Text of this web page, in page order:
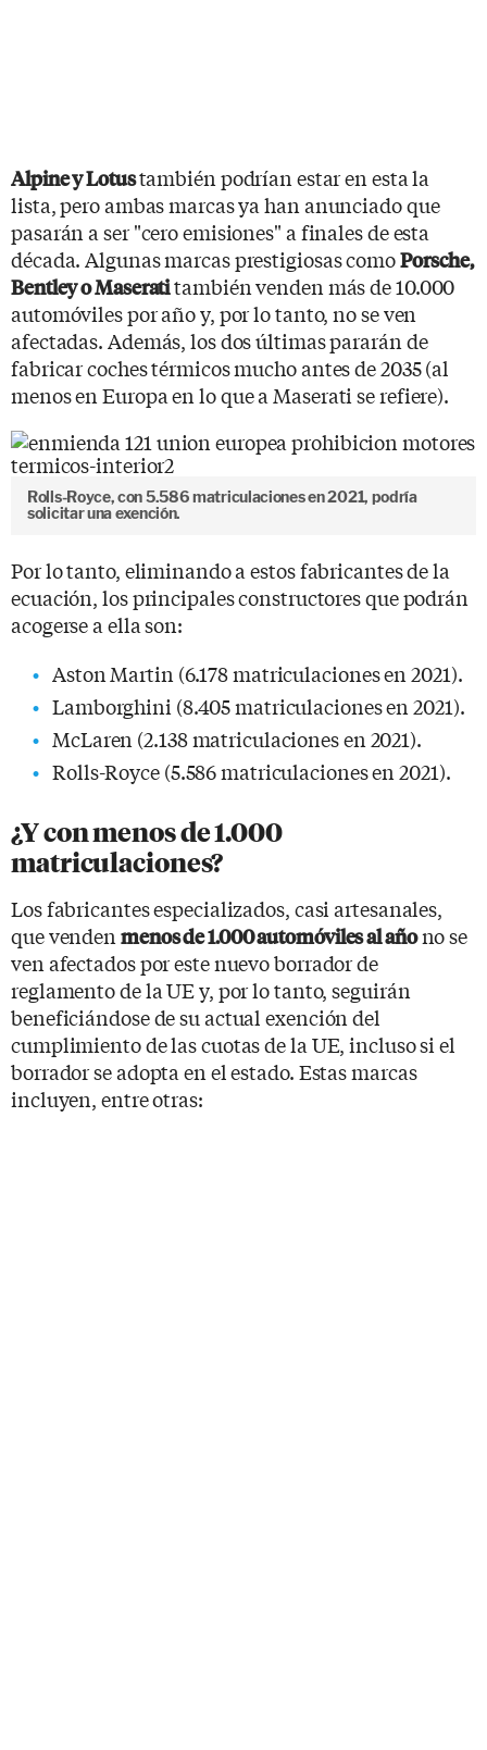
Alpine y Lotustambién podrían estar en esta la
lista, pero ambas marcas ya han anunciado que
pasarán a ser "cero emisiones" a finales de esta
década. Algunas marcas prestigiosas comoPorsche,
Bentley o Maseratitambién venden más de 10.000
automóviles por año y, por lo tanto, no se ven
afectadas. Además, los dos últimas pararán de
fabricar coches térmicos mucho antes de 2035 (al
menos en Europa en lo que a Maserati se refiere).
Rolls-Royce, con 5.586 matriculaciones en 2021, podría
solicitar una exención.
Por lo tanto, eliminando a estos fabricantes de la
ecuación, los principales constructores que podrán
acogerse a ella son:
Aston Martin (6.178 matriculaciones en 2021).
Lamborghini (8.405 matriculaciones en 2021).
McLaren (2.138 matriculaciones en 2021).
Rolls-Royce (5.586 matriculaciones en 2021).
¿Y con menos de 1.000
matriculaciones?
Los fabricantes especializados, casi artesanales,
que venden menos de 1.000 automóviles al añono se
ven afectados por este nuevo borrador de
reglamento de la UE y, por lo tanto, seguirán
beneficiándose de su actual exención del
cumplimiento de las cuotas de la UE, incluso si el
borrador se adopta en el estado. Estas marcas
incluyen, entre otras: